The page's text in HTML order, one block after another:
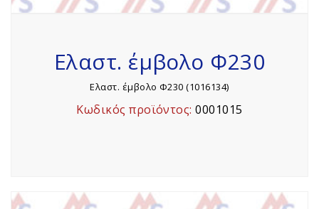
Ελαστ. έμβολο Φ230
Ελαστ. έμβολο Φ230 (1016134)
Κωδικός προϊόντος:0001015